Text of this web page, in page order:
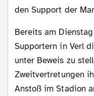
den Support der
Bereits am Dienstag bietet sich unseren Amateur-
Supportern in Verl
unter Beweis zu
Zweitvertretungen
Anstoß im Stadion